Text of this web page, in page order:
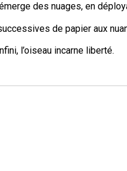
des nuages, en
de papier aux
l’oiseau incarne liberté.